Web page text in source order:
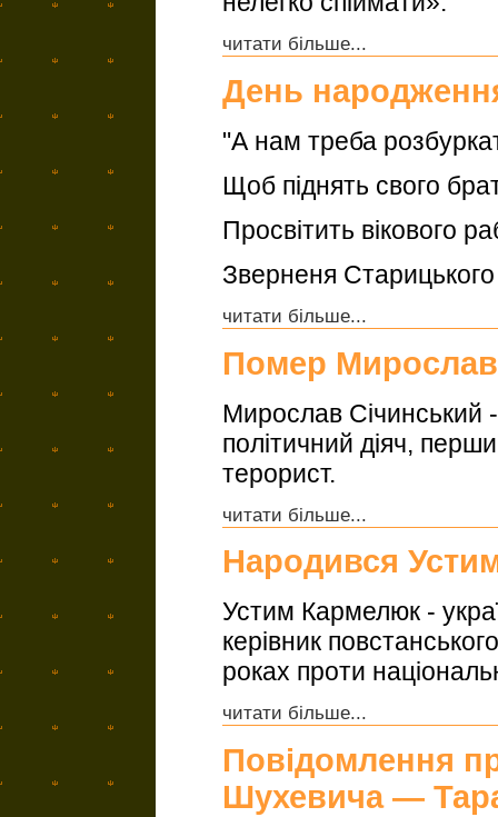
читати більше...
День
"А нам треба
Щоб піднять свого
Просвітить вікового
Зверненя
читати більше...
Помер
Мирослав Січинський
політичний діяч,
терорист.
читати більше...
Народився
Устим Кармелюк -
керівник
роках проти
читати більше...
Повідомлення
Шухевича —